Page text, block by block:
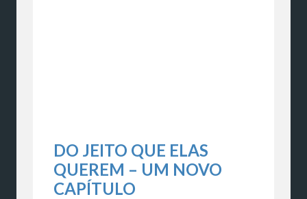
DO JEITO QUE ELAS
QUEREM – UM NOVO
CAPÍTULO